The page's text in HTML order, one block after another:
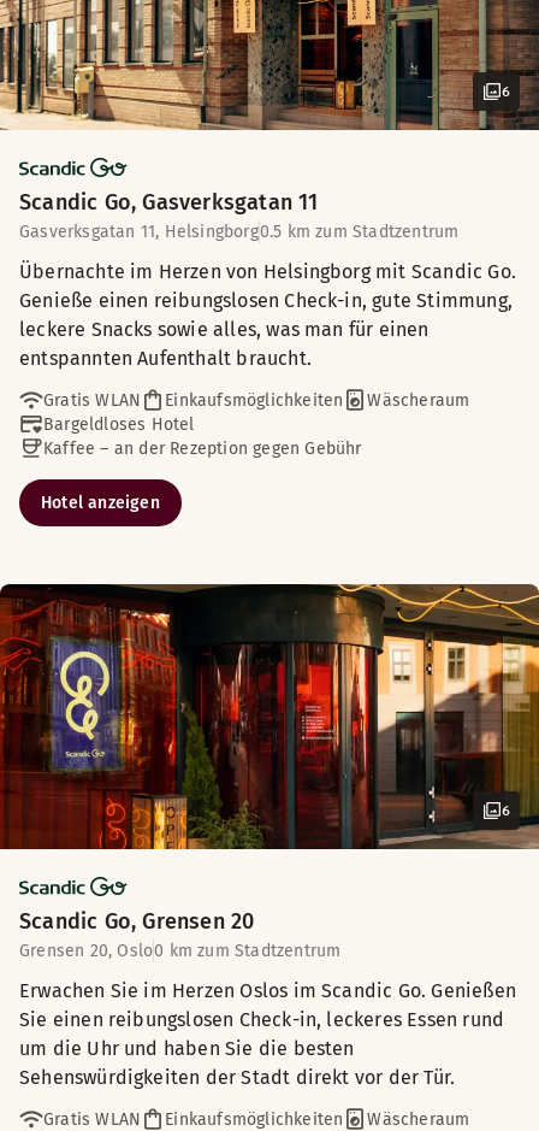
6
Scandic Go, Gasverksgatan 11
Gasverksgatan 11, Helsingborg0.5 km zum Stadtzentrum
Übernachte im Herzen von Helsingborg mit Scandic Go.
Genieße einen reibungslosen Check-in, gute Stimmung,
leckere Snacks sowie alles, was man für einen
entspannten Aufenthalt braucht.
Gratis WLAN Einkaufsmöglichkeiten
Wäscheraum
Bargeldloses Hotel
Kaffee – an der Rezeption gegen Gebühr
Hotel anzeigen
6
Scandic Go, Grensen 20
Grensen 20, Oslo0 km zum Stadtzentrum
Erwachen Sie im Herzen Oslos im Scandic Go. Genießen
Sie einen reibungslosen Check-in, leckeres Essen rund
um die Uhr und haben Sie die besten
Sehenswürdigkeiten der Stadt direkt vor der Tür.
Gratis WLAN Einkaufsmöglichkeiten
Wäscheraum